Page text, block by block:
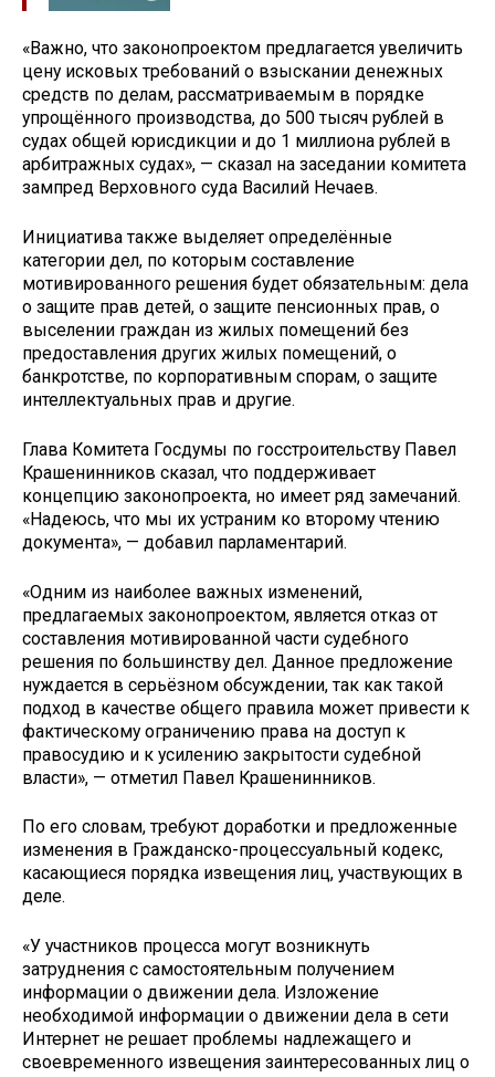
«Важно, что законопроектом предлагается увеличить
цену исковых требований о взыскании денежных
средств по делам, рассматриваемым в порядке
упрощённого производства, до 500 тысяч рублей в
судах общей юрисдикции и до 1 миллиона рублей в
арбитражных судах», — сказал на заседании комитета
зампред Верховного суда Василий Нечаев.
Инициатива также выделяет определённые
категории дел, по которым составление
мотивированного решения будет обязательным: дела
о защите прав детей, о защите пенсионных прав, о
выселении граждан из жилых помещений без
предоставления других жилых помещений, о
банкротстве, по корпоративным спорам, о защите
интеллектуальных прав и другие.
Глава Комитета Госдумы по госстроительству Павел
Крашенинников сказал, что поддерживает
концепцию законопроекта, но имеет ряд замечаний.
«Надеюсь, что мы их устраним ко второму чтению
документа», — добавил парламентарий.
«Одним из наиболее важных изменений,
предлагаемых законопроектом, является отказ от
составления мотивированной части судебного
решения по большинству дел. Данное предложение
нуждается в серьёзном обсуждении, так как такой
подход в качестве общего правила может привести к
фактическому ограничению права на доступ к
правосудию и к усилению закрытости судебной
власти», — отметил Павел Крашенинников.
По его словам, требуют доработки и предложенные
изменения в Гражданско-процессуальный кодекс,
касающиеся порядка извещения лиц, участвующих в
деле.
«У участников процесса могут возникнуть
затруднения с самостоятельным получением
информации о движении дела. Изложение
необходимой информации о движении дела в сети
Интернет не решает проблемы надлежащего и
своевременного извещения заинтересованных лиц о